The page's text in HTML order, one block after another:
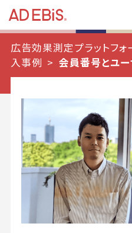
広告効果測定プラットフォ
入事例
会員番号とユ
けたアトリビューション
増！